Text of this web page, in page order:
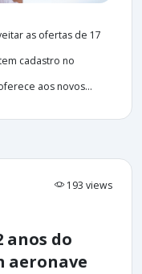
as ofertas de 17
cadastro no
aos novos...
193 views
anos do
aeronave